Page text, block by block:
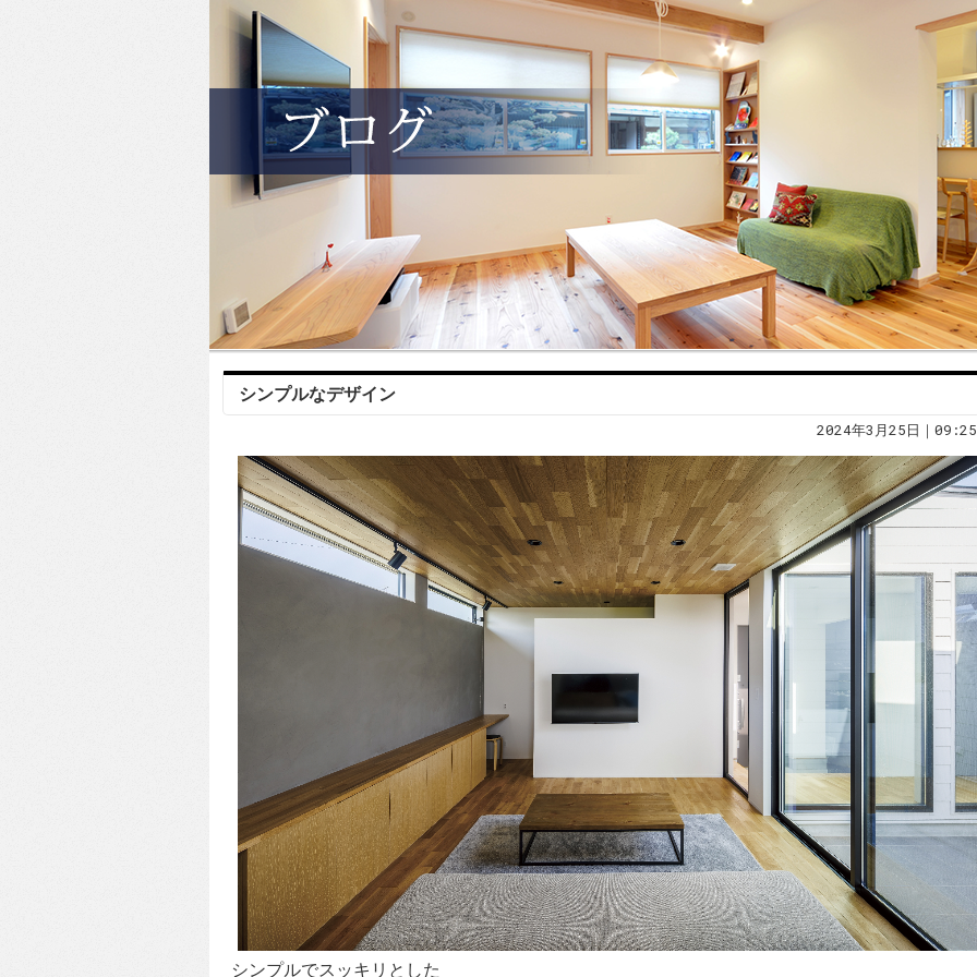
シンプルなデザイン
2024年3月25日｜09:25
シンプルでスッキリとした